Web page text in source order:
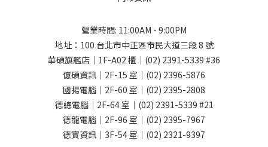
營業時間: 11:00AM - 9:00PM
地址： 100 台北市中正區市民大道三段 8 號
華碩旗艦店｜1F-A02 櫃｜ (02) 2391-5339 #36
億碩資訊｜2F-15 室｜ (02) 2396-5876
國揚電腦｜2F-60 室｜ (02) 2395-2808
德總電腦｜2F-64 室｜ (02) 2391-5339 #21
德龍電腦｜2F-96 室｜ (02) 2395-7967
德寶資訊｜3F-54 室｜ (02) 2321-9397